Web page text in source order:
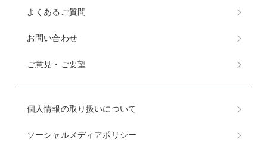
よくあるご質問
お問い合わせ
ご意見・ご要望
個人情報の取り扱いについて
ソーシャルメディアポリシー